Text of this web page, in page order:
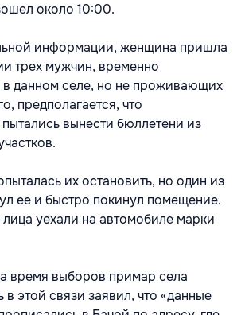
около 10:00.
информации, женщина пришла
трех мужчин, временно
данном селе, но не проживающих
предполагается, что
вынести бюллетени из
их остановить, но один из
ее и быстро покинул помещение.
уехали на автомобиле марки
время выборов примар села
этой связи заявил, что «данные